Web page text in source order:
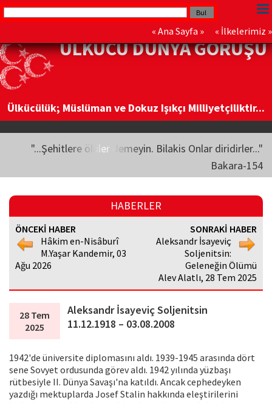
« Ana Sayfa » « İlkelerimiz »
ÜLKÜCÜ DÜNYA GÖRÜŞÜ
Ülkücülük; Müslüman ve Dokuz Işıkçı Milliyetçiliktir...
"...Şehitlere ölüler demeyin. Bilakis Onlar diridirler..."
Bakara-154
HABERLER
ÖNCEKİ HABER
Hâkim en-Nisâburî
M.Yaşar Kandemir, 03
Ağu 2026
SONRAKİ HABER
Aleksandr İsayeviç
Soljenitsin:
Geleneğin Ölümü
Alev Alatlı, 28 Tem 2025
28 Tem
2025
Aleksandr İsayeviç Soljenitsin
11.12.1918 – 03.08.2008
1942'de üniversite diplomasını aldı. 1939-1945 arasında dört
sene Sovyet ordusunda görev aldı. 1942 yılında yüzbaşı
rütbesiyle II. Dünya Savaşı'na katıldı. Ancak cephedeyken
yazdığı mektuplarda Josef Stalin hakkında eleştirilerini